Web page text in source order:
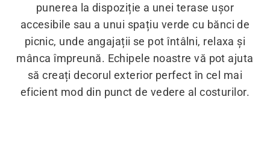
punerea la dispoziție a unei terase ușor
accesibile sau a unui spațiu verde cu bănci de
picnic, unde angajații se pot întâlni, relaxa și
mânca împreună. Echipele noastre vă pot ajuta
să creați decorul exterior perfect în cel mai
eficient mod din punct de vedere al costurilor.